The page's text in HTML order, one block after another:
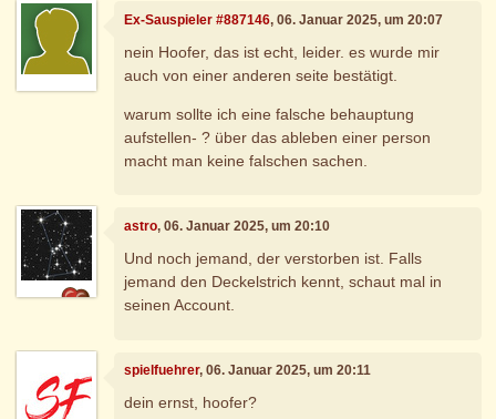
Ex-Sauspieler #887146, 06. Januar 2025, um 20:07
nein Hoofer, das ist echt, leider. es wurde mir
auch von einer anderen seite bestätigt.
warum sollte ich eine falsche behauptung
aufstellen- ? über das ableben einer person
macht man keine falschen sachen.
astro, 06. Januar 2025, um 20:10
Und noch jemand, der verstorben ist. Falls
jemand den Deckelstrich kennt, schaut mal in
seinen Account.
spielfuehrer, 06. Januar 2025, um 20:11
dein ernst, hoofer?